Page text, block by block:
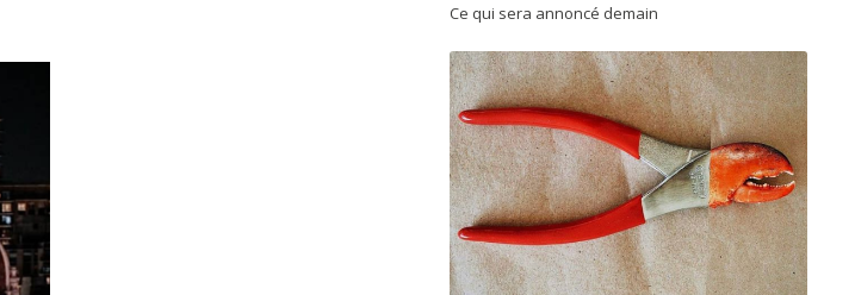
Ce qui sera annoncé demain